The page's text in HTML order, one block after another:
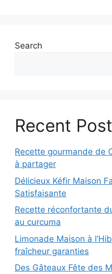
Search
Recent
Recette gourmande de
à partager
Délicieux Kéfir Maison
Satisfaisante
Recette réconfortante
au curcuma
Limonade Maison à
fraîcheur garanties
Des Gâteaux Fête des